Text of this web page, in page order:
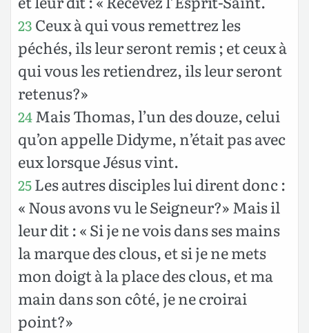
23 Ceux à qui vous remettrez les
péchés, ils leur seront remis ; et ceux à
qui vous les retiendrez, ils leur seront
retenus?»
24Mais Thomas, l’un des douze, celui
qu’on appelle Didyme, n’était pas avec
eux lorsque Jésus vint.
25Les autres disciples lui dirent donc :
« Nous avons vu le Seigneur?» Mais il
leur dit : « Si je ne vois dans ses mains
la marque des clous, et si je ne mets
mon doigt à la place des clous, et ma
main dans son côté, je ne croirai
point?»